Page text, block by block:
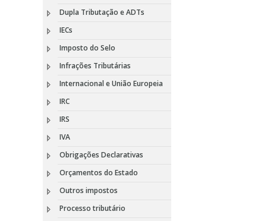
Dupla Tributação e ADTs
IECs
Imposto do Selo
Infrações Tributárias
Internacional e União Europeia
IRC
IRS
IVA
Obrigações Declarativas
Orçamentos do Estado
Outros impostos
Processo tributário